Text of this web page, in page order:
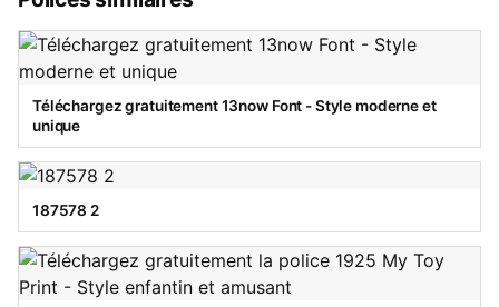
Téléchargez gratuitement 13now Font - Style moderne et
unique
187578 2